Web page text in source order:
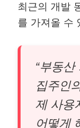
최근의 개발
를 가져올 수
“부동
집주인
제 사용
어떻게